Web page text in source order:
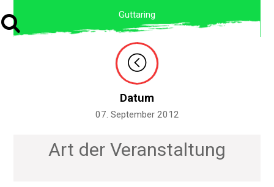
Guttaring
Datum
07. September 2012
Art der Veranstaltung